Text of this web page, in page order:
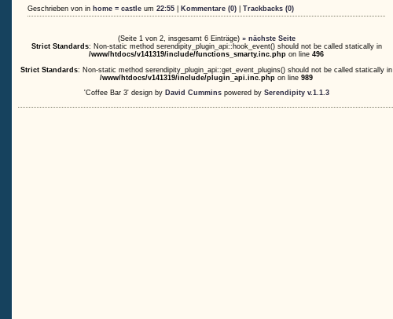
Geschrieben von in home = castleum 22:55| Kommentare (0)| Trackbacks (0)
(Seite 1 von 2, insgesamt 6 Einträge) » nächste Seite
Strict Standards: Non-static method serendipity_plugin_api::hook_event() should not be called statically in
/www/htdocs/v141319/include/functions_smarty.inc.php on line 496
Strict Standards: Non-static method serendipity_plugin_api::get_event_plugins() should not be called statically in
/www/htdocs/v141319/include/plugin_api.inc.php on line 989
'Coffee Bar 3' design by David Cumminspowered by Serendipity v.1.1.3